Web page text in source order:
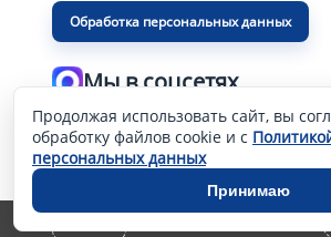
КАБИНЕТ
Обработка персональных данных
Мы в соцсетях
Разработка и продвижение сайта —
Продолжая использовать сайт, вы
обработку файлов cookie и с
персональных данных
Принимаю